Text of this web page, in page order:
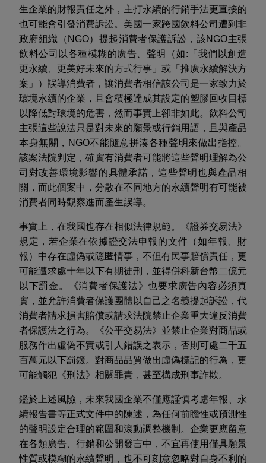
生企業的財報責任之外，主打永續的行銷手法更直接的
也可能會引發消費訴訟。美國一家跨國飲料公司遭到非
政府組織（ NGO）提起消費者保護訴訟，該NGO主張
飲料公司以各種模糊的廣告、聲明（如: 「我們以創造
更永續、更美好未來的方式行事」或「推廣永續解決方
案」）誤導消費者，讓消費者相信該公司是一家致力於
環境永續的企業，且會積極達成其設定的塑膠回收目標
以降低對環境的危害， 然而事實上卻非如此。飲料公司
主張這些說法只是對未來的願景或行銷用語，且與產品
本身無關， NGO不能隨意拼湊各種聲明來做出指控。
該案法院判定，確實有消費者可能將這些聲明理解為公
司對改善環境影響的具體承諾，這些聲明也與產品相
關，而此個案中，分散在不同地方的永續聲明有可能被
消費者同時觀察進而產生誤導。
事實上，在我國也存在相似法律規範。《證券交易法》
規定，若企業在依據證交法申報的文件（如年報、財
報）中存在虛偽或隱匿情事，不但有民事賠償責任，更
可能遭求處十年以下有期徒刑，並得併科新台幣二億元
以下罰金。《消費者保護法》也要求廣告內容必須真
實，並允許消費者保護團體以自己之名義提起訴訟，代
消費者請求損害賠償或請求法院禁止企業重大違反消費
者保護法之行為。《公平交易法》並禁止企業對商品或
服務作出虛偽不實或引人錯誤之表示，否則可處二千五
百萬元以下罰鍰。對商品品質做出虛偽標記的行為，更
可能觸犯《刑法》相關罪責，甚至構成刑事詐欺。
鑑於上述風險，未來我國企業不僅應謹慎考慮年報、永
續報告書等正式文件中的陳述，為任何前瞻性或預測性
的聲明設定合理的範圍和滾動調整機制。企業更應留意
在各類廣告 、行銷和公開發言中，不宜再使用僅具願景
性質或模糊的永續聲明，也不可刻意忽略對自身不利的